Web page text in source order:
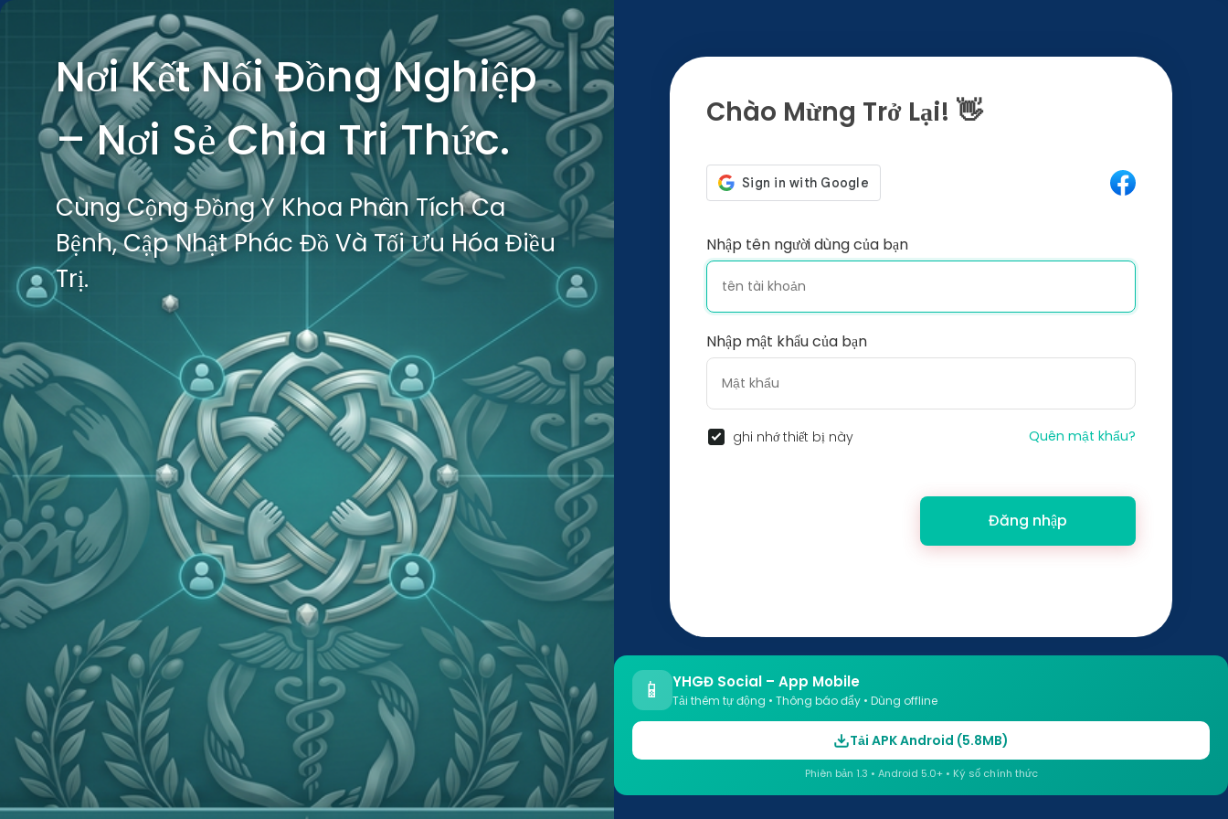
Nơi Kết Nối Đồng Nghiệp
– Nơi Sẻ Chia Tri Thức.
Cùng Cộng Đồng Y Khoa Phân Tích Ca
Bệnh, Cập Nhật Phác Đồ Và Tối Ưu Hóa Điều
Trị.
Chào Mừng Trở Lại! 👋
Nhập tên người dùng của bạn
Nhập mật khẩu của bạn
ghi nhớ thiết bị này Quên mật khẩu?
Đăng nhập
📱 YHGĐ Social – App Mobile
Tải thêm tự động • Thông báo đẩy • Dùng offline
Tải APK Android (5.8MB)
Phiên bản 1.3 • Android 5.0+ • Ký số chính thức